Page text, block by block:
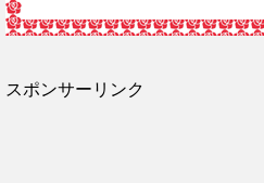
スポンサーリンク